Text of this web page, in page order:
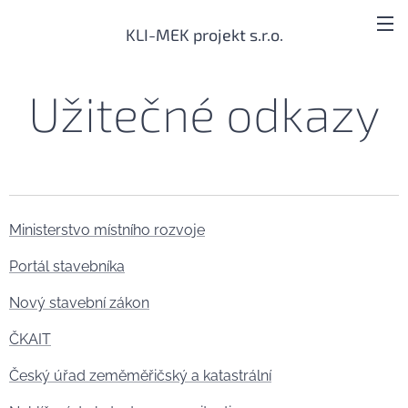
KLI-MEK projekt s.r.o.
Užitečné odkazy
Ministerstvo místního rozvoje
Portál stavebníka
Nový stavební zákon
ČKAIT
Český úřad zeměměřičský a katastrální